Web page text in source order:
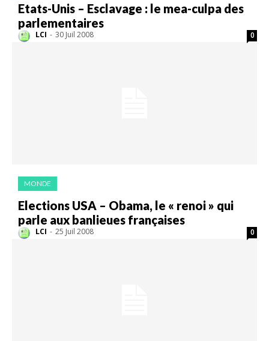
Etats-Unis – Esclavage : le mea-culpa des
parlementaires
LCI - 30 Juil 2008 0
MONDE
Elections USA – Obama, le « renoi » qui
parle aux banlieues françaises
LCI - 25 Juil 2008 0